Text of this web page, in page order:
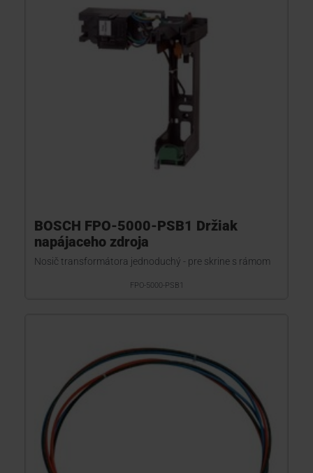
BOSCH FPO-5000-PSB1 Držiak
napájaceho zdroja
Nosič transformátora jednoduchý - pre skrine s rámom
FPO-5000-PSB1